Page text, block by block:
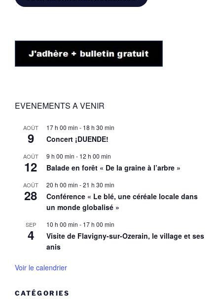
EVENEMENTS A VENIR
AOÛT
9
17 h 00 min - 18 h 30 min
Concert ¡DUENDE!
AOÛT
12
9 h 00 min - 12 h 00 min
Balade en forêt « De la graine à l’arbre »
AOÛT
28
20 h 00 min -21 h 30 min
Conférence « Le blé, une céréale locale dans
un monde globalisé »
SEP
4
10 h 00 min - 17 h 00 min
Visite de Flavigny-sur-Ozerain, le village et ses
anis
Voir le calendrier
CATÉGORIES